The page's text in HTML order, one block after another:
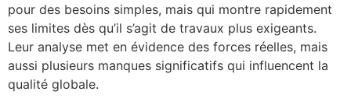
pour des besoins simples, mais qui montre rapidement
ses limites dès qu’il s’agit de travaux plus exigeants.
Leur analyse met en évidence des forces réelles, mais
aussi plusieurs manques significatifs qui influencent la
qualité globale.